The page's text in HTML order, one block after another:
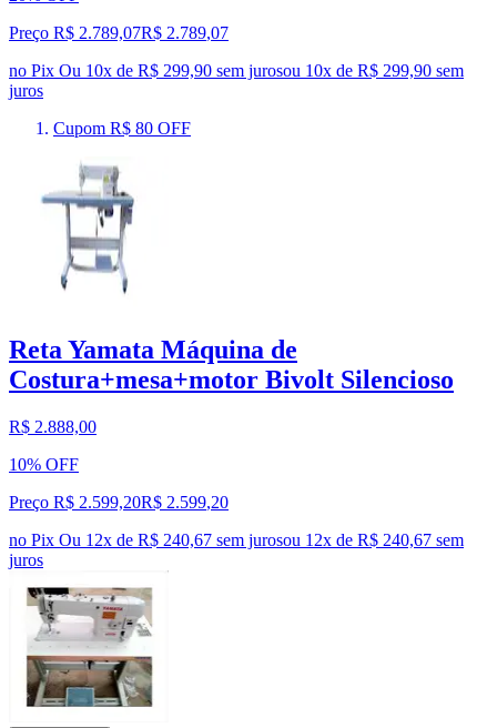
Preço R$ 2.789,07R$ 2.789,07
no Pix Ou 10x de R$ 299,90 sem jurosou 10x de R$ 299,90 sem
juros
Cupom R$ 80 OFF
Reta Yamata Máquina de
Costura+mesa+motor Bivolt Silencioso
R$ 2.888,00
10% OFF
Preço R$ 2.599,20R$ 2.599,20
no Pix Ou 12x de R$ 240,67 sem jurosou 12x de R$ 240,67 sem
juros